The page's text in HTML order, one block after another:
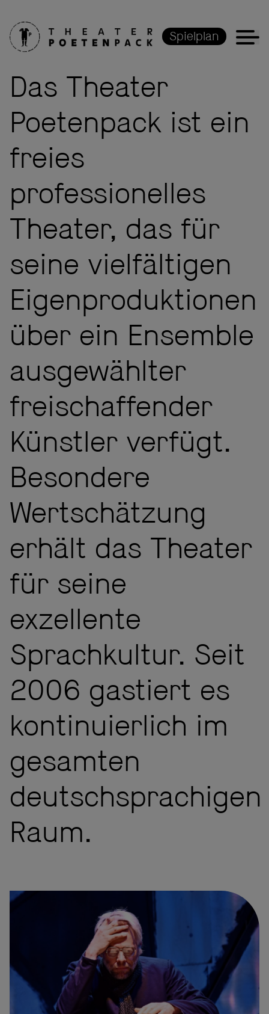
Spielplan
Das Theater
Poetenpack ist ein
freies
professionelles
Theater, das für
seine vielfältigen
Eigenproduktionen
über ein Ensemble
ausgewählter
freischaffender
Künstler verfügt.
Besondere
Wertschätzung
erhält das Theater
für seine
exzellente
Sprachkultur. Seit
2006 gastiert es
kontinuierlich im
gesamten
deutschsprachigen
Raum.